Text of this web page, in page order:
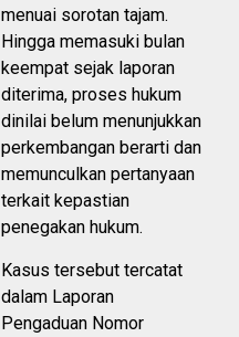
menuai sorotan tajam.
Hingga memasuki bulan
keempat sejak laporan
diterima, proses hukum
dinilai belum menunjukkan
perkembangan berarti dan
memunculkan pertanyaan
terkait kepastian
penegakan hukum.
Kasus tersebut tercatat
dalam Laporan
Pengaduan Nomor